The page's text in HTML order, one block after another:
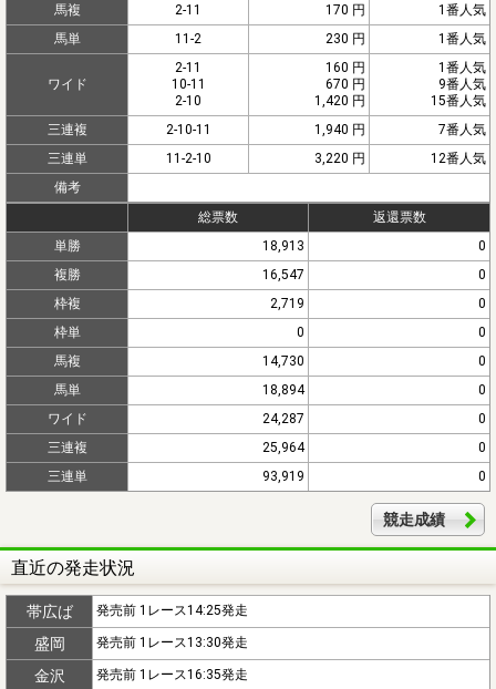
馬複
2-11 170 円
1番人気
馬単
11-2 230 円 1番人気
ワイド
2-11
10-11
2-10
160 円
670 円
1,420 円
1番人気
9番人気
15番人気
三連複
2-10-11 1,940 円
7番人気
三連単
11-2-10 3,220 円
12番人気
備考
総票数
返還票数
単勝
18,913
0
複勝
16,547
0
枠複
2,719
0
枠単
0
0
馬複
14,730
0
馬単
18,894
0
ワイド
24,287
0
三連複
25,964
0
三連単
93,919 0
競走成績
直近の発走状況
帯広ば 発売前 1レース14:25発走
盛岡 発売前 1レース13:30発走
金沢 発売前 1レース16:35発走